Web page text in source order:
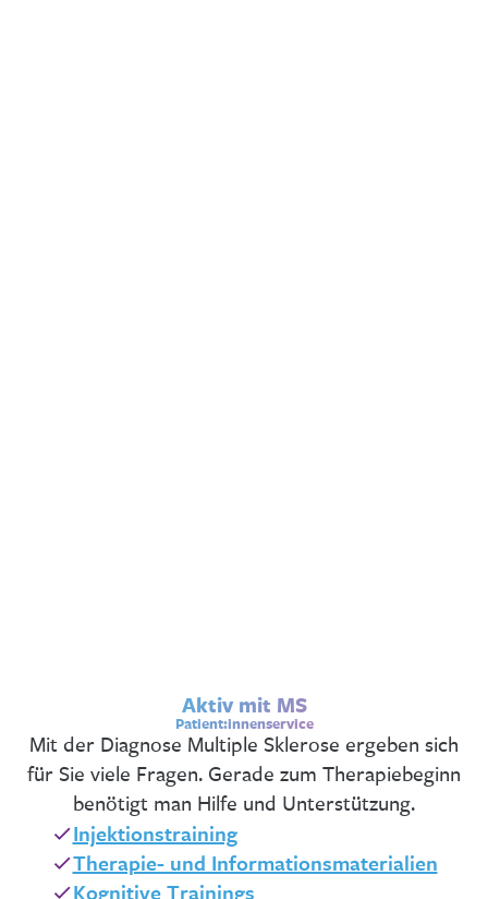
Aktiv mit MS
Patient:innenservice
Mit der Diagnose Multiple Sklerose ergeben sich
für Sie viele Fragen. Gerade zum Therapiebeginn
benötigt man Hilfe und Unterstützung.
Injektionstraining
Therapie- und Informationsmaterialien
Kognitive Trainings